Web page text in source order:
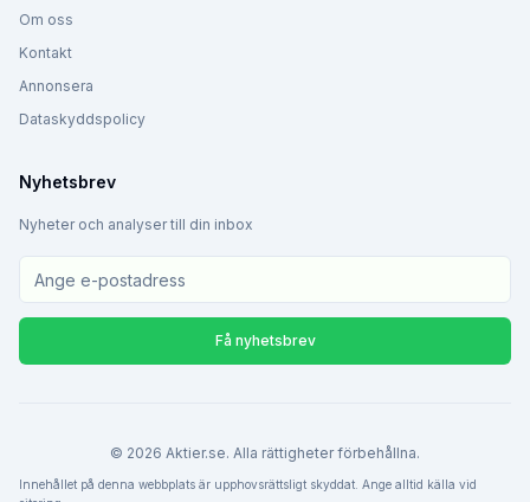
Om oss
Kontakt
Annonsera
Dataskyddspolicy
Nyhetsbrev
Nyheter och analyser till din inbox
Få nyhetsbrev
© 2026 Aktier.se. Alla rättigheter förbehållna.
Innehållet på denna webbplats är upphovsrättsligt skyddat. Ange alltid källa vid